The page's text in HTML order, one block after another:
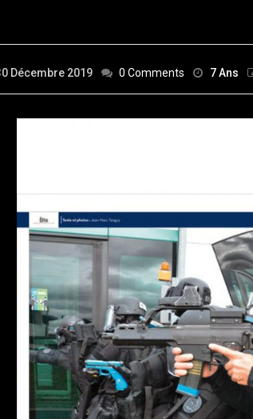
Décembre 2019 0 Comments 7 Ans